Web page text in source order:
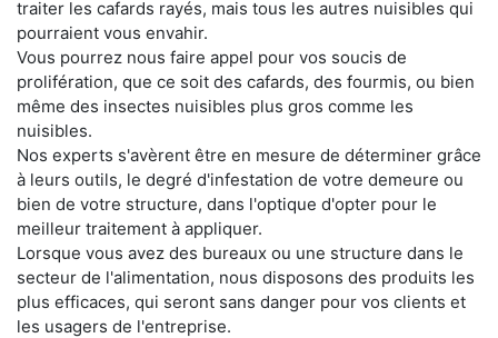
traiter les cafards rayés, mais tous les autres nuisibles qui
pourraient vous envahir.
Vous pourrez nous faire appel pour vos soucis de
prolifération, que ce soit des cafards, des fourmis, ou bien
même des insectes nuisibles plus gros comme les
nuisibles.
Nos experts s'avèrent être en mesure de déterminer grâce
à leurs outils, le degré d'infestation de votre demeure ou
bien de votre structure, dans l'optique d'opter pour le
meilleur traitement à appliquer.
Lorsque vous avez des bureaux ou une structure dans le
secteur de l'alimentation, nous disposons des produits les
plus efficaces, qui seront sans danger pour vos clients et
les usagers de l'entreprise.